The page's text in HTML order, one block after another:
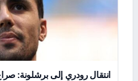
انتقال رودري إلى برشلونة: